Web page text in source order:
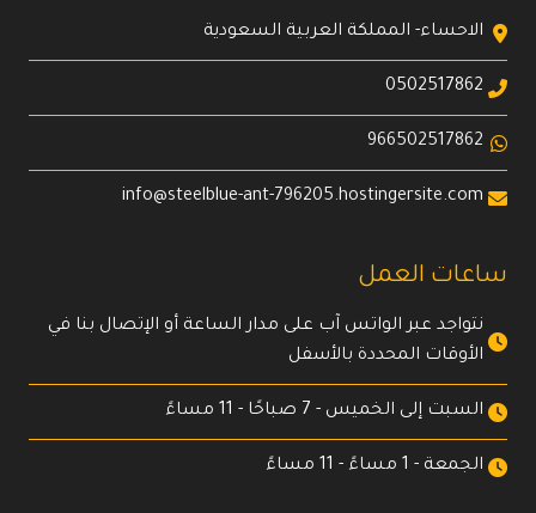
الاحساء- المملكة العربية السعودية
0502517862
966502517862
info@steelblue-ant-796205.hostingersite.com
ساعات العمل
نتواجد عبر الواتس آب على مدار الساعة أو الإتصال بنا في
الأوقات المحددة بالأسفل
السبت إلى الخميس - 7 صباحًا - 11 مساءً
الجمعة - 1 مساءً - 11 مساءً